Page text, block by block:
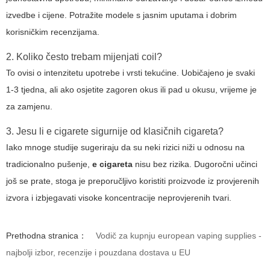
izvedbe i cijene. Potražite modele s jasnim uputama i dobrim
korisničkim recenzijama.
2. Koliko često trebam mijenjati coil?
To ovisi o intenzitetu upotrebe i vrsti tekućine. Uobičajeno je svaki
1-3 tjedna, ali ako osjetite zagoren okus ili pad u okusu, vrijeme je
za zamjenu.
3. Jesu li e cigarete sigurnije od klasičnih cigareta?
Iako mnoge studije sugeriraju da su neki rizici niži u odnosu na
tradicionalno pušenje, e cigareta nisu bez rizika. Dugoročni učinci
još se prate, stoga je preporučljivo koristiti proizvode iz provjerenih
izvora i izbjegavati visoke koncentracije neprovjerenih tvari.
Prethodna stranica：
Vodič za kupnju european vaping supplies -
najbolji izbor, recenzije i pouzdana dostava u EU